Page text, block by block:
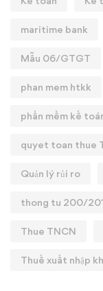
maritime bank
Mẫu 06/GTGT
phan mem htkk
phần mềm kế
quyet toan thue
Quản lý rủi ro
thong tu 200/
Thue TNCN
Thuế xuất nhập